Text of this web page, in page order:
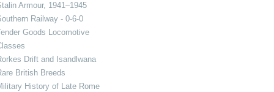
Armour, 1941–1945
Railway - 0-6-0
Goods Locomotive
Drift and Isandlwana
British Breeds
History of Late Rome